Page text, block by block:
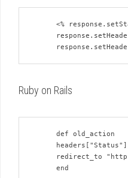
Ruby on Rails